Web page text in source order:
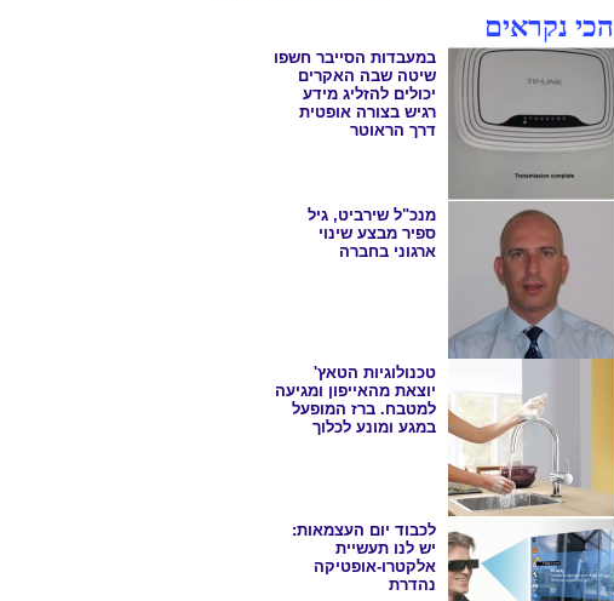
הכי נקראים
במעבדות הסייבר חשפו
שיטה שבה האקרים
יכולים להזליג מידע
רגיש בצורה אופטית
דרך הראוטר
מנכ"ל שירביט, גיל
ספיר מבצע שינוי
ארגוני בחברה
טכנולוגיות הטאץ'
יוצאת מהאייפון ומגיעה
למטבח. ברז המופעל
במגע ומונע לכלוך
לכבוד יום העצמאות:
יש לנו תעשיית
אלקטרו-אופטיקה
נהדרת